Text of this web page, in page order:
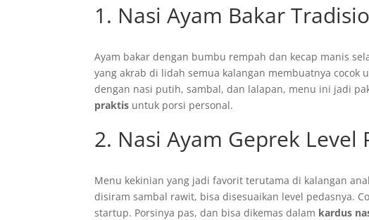
1. Nasi Ayam Bakar
Ayam bakar dengan bumbu rempah dan kecap manis
yang akrab di lidah semua kalangan membuatnya
dengan nasi putih, sambal, dan lalapan, menu ini jadi
praktis untuk porsi personal.
2. Nasi Ayam Geprek Level
Menu kekinian yang jadi favorit terutama di kalangan
disiram sambal rawit, bisa disesuaikan level pedasnya.
startup. Porsinya pas, dan bisa dikemas dalam kardus